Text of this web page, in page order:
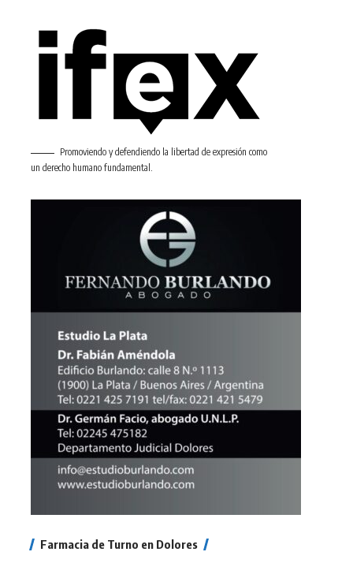
Promoviendo y defendiendo la libertad de expresión como
un derecho humano fundamental.
Farmacia de Turno en Dolores